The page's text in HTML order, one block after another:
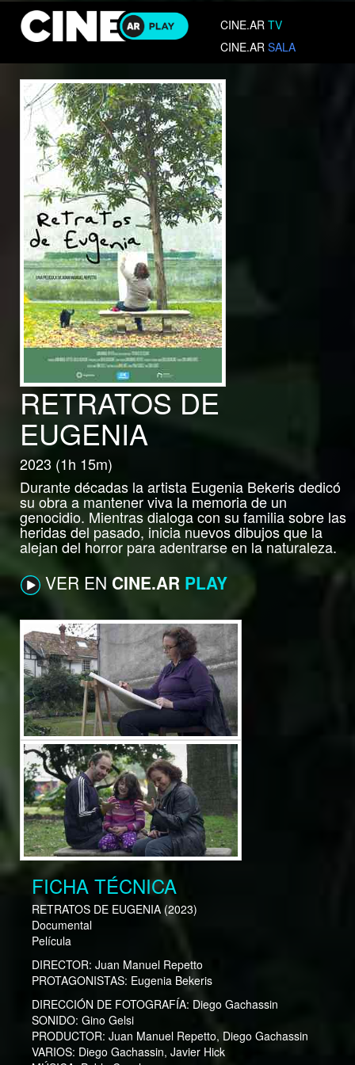
CINE.ARTV
CINE.ARSALA
RETRATOS DE
EUGENIA
2023 (1h 15m)
Durante décadas la artista Eugenia Bekeris dedicó
su obra a mantener viva la memoria de un
genocidio. Mientras dialoga con su familia sobre las
heridas del pasado, inicia nuevos dibujos que la
alejan del horror para adentrarse en la naturaleza.
VER EN CINE.AR PLAY
FICHA TÉCNICA
RETRATOS DE EUGENIA (2023)
Documental
Película
DIRECTOR: Juan Manuel Repetto
PROTAGONISTAS: Eugenia Bekeris
DIRECCIÓN DE FOTOGRAFÍA: Diego Gachassin
SONIDO: Gino Gelsi
PRODUCTOR: Juan Manuel Repetto, Diego Gachassin
VARIOS: Diego Gachassin, Javier Hick